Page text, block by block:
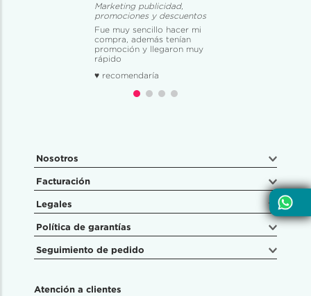
Marketing publicidad,
promociones y descuentos
Fue muy sencillo hacer mi
compra, además tenían
promoción y llegaron muy
rápido
♥ recomendaría
Nosotros
Facturación
Legales
Política de garantías
Seguimiento de pedido
Atención a clientes